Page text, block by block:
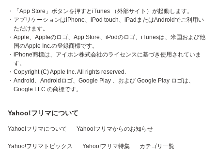
・「App Store」ボタンを押すとiTunes （外部サイト）が起動します。
・アプリケーションはiPhone、iPod touch、iPadまたはAndroidでご利用い
ただけます。
・Apple、Appleのロゴ、App Store、iPodのロゴ、iTunesは、米国および他
国のApple Inc.の登録商標です。
・iPhone商標は、アイホン株式会社のライセンスに基づき使用されていま
す。
・Copyright (C) Apple Inc. All rights reserved.
・Android、Androidロゴ、Google Play 、および Google Play ロゴは、
Google LLC の商標です。
Yahoo!フリマについて
Yahoo!フリマについて Yahoo!フリマからのお知らせ
Yahoo!フリマトピックス Yahoo!フリマ特集 カテゴリ一覧